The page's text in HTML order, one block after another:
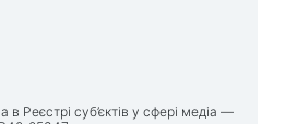
в Реєстрі суб’єктів у сфері медіа —